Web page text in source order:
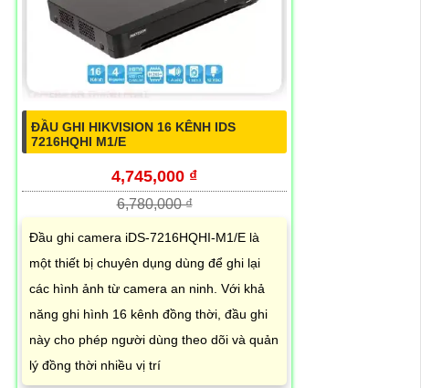
ĐẦU GHI HIKVISION 16 KÊNH IDS
7216HQHI M1/E
4,745,000 ₫
6,780,000 ₫
Đầu ghi camera iDS-7216HQHI-M1/E là
một thiết bị chuyên dụng dùng để ghi lại
các hình ảnh từ camera an ninh. Với khả
năng ghi hình 16 kênh đồng thời, đầu ghi
này cho phép người dùng theo dõi và quản
lý đồng thời nhiều vị trí